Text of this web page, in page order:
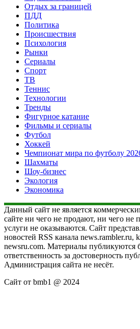
Отдых за границей
ПДД
Политика
Происшествия
Психология
Рынки
Сериалы
Спорт
ТВ
Теннис
Технологии
Тренды
Фигурное катание
Фильмы и сериалы
Футбол
Хоккей
Чемпионат мира по футболу
Шахматы
Шоу-бизнес
Экология
Экономика
Данный сайт не является
сайте ни чего не продают, ни чего не
услуги не оказываются. Сайт
новостей RSS канала news.rambler.ru,
newsru.com. Материалы публикуются
ответственность за достоверность
Администрация сайта не несёт.
Сайт от bmb1 @ 2024